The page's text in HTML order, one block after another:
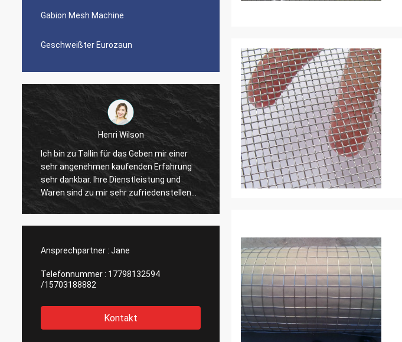
Gabion Mesh Machine
Geschweißter Eurozaun
Henri Wilson
Ich bin zu Tallin für das Geben mir einer
sehr angenehmen kaufenden Erfahrung
sehr dankbar. Ihre Dienstleistung und
Waren sind zu mir sehr zufriedenstellend.
Dieses ist der zufriedenstellendste
Eric Herrmann
Die sehr angenehme Zusammenarbeit,
die Lieferung ist sehr fristgerecht, ist die
Qualität der Waren auch sehr gut, ist die
Ansprechpartner : Jane
Telefonnummer : 17798132594
/15703188882
Kontakt